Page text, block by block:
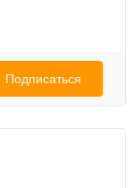
Подписаться